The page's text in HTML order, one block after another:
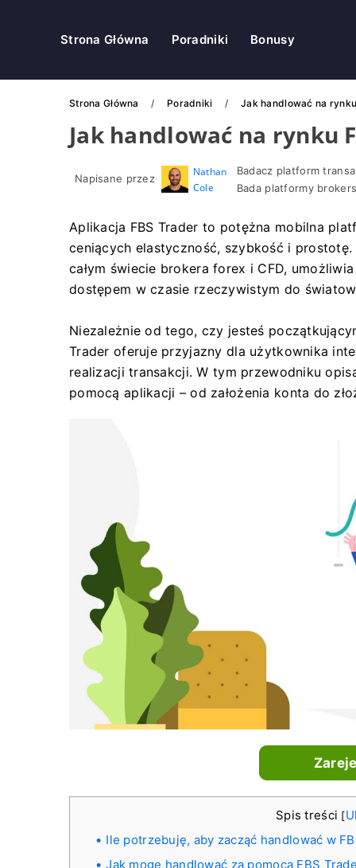
Strona Główna Poradniki Bonusy
Strona Główna Poradniki Jak handlować na
Jak handlować na rynku
Napisane przez
Nathan
Cole
Badacz platform
Bada platformy
Aplikacja FBS Trader to potężna mobilna
ceniących elastyczność, szybkość i
całym świecie brokera forex i CFD,
dostępem w czasie rzeczywistym do
Niezależnie od tego, czy jesteś
Trader oferuje przyjazny dla użytkownika
realizacji transakcji. W tym przewodniku
pomocą aplikacji – od założenia konta do
Spis treści [
Ile potrzebuję, aby zacząć handlować w
Jak mogę handlować za pomocą FBS